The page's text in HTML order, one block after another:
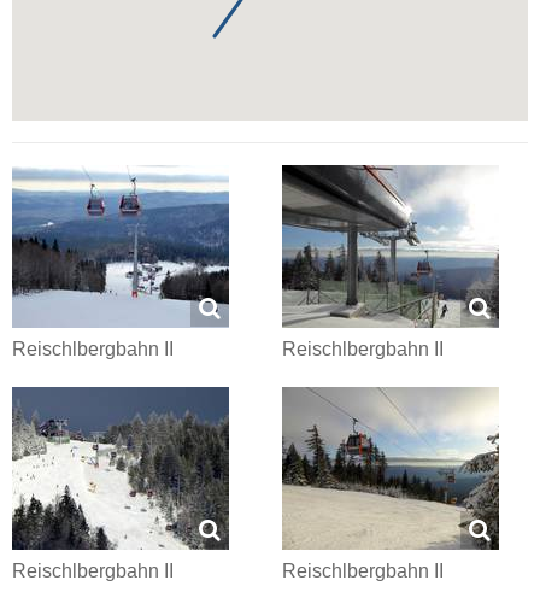
Reischlbergbahn II Reischlbergbahn II
Reischlbergbahn II Reischlbergbahn II